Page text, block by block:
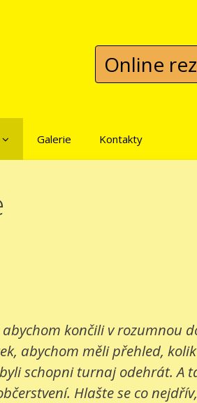
Online
Galerie Kontakty
končili v rozumnou
abychom měli přehled,
schopni turnaj odehrát. A
Hlašte se co